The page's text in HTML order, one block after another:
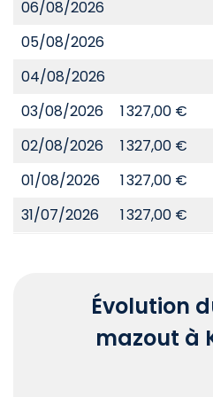
06/08/2026
05/08/2026
04/08/2026
03/08/2026
1 327,00 €
02/08/2026
1 327,00 €
01/08/2026
1 327,00 €
31/07/2026
1 327,00 €
Évolution
mazout à